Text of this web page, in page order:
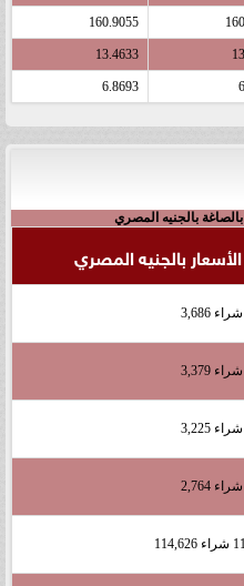
160.9055
13.4633
6.8693
بالجنيه المصري
الأسعار بالجنيه المصري